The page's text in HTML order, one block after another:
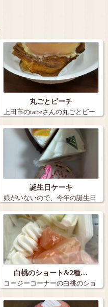
丸ごとピーチ
上田市のtarteさんの丸ごとピー
チ。９…
誕生日ケーキ
娘がいないので、今年の誕生日
ケーキは３個…
白桃のショート&2種…
コージーコーナーの白桃のショ
ートと2種の…